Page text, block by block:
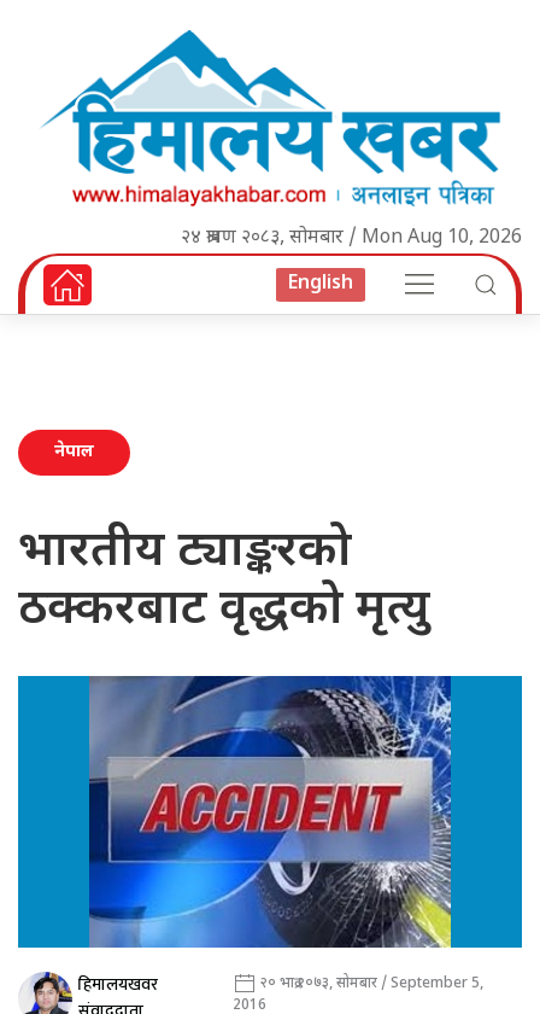
२४ श्रावण २०८३, सोमबार / Mon Aug 10, 2026
English
नेपाल
भारतीय ट्याङ्करको
ठक्करबाट वृद्धको मृत्यु
हिमालयखवर
२० भाद्र २०७३, सोमबार / September 5,
2016